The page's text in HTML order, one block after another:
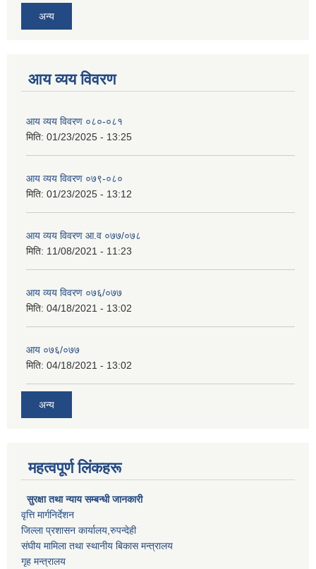
अन्य
आय व्यय विवरण
आय व्यय विवरण ०८०-०८१
मिति: 01/23/2025 - 13:25
आय व्यय विवरण ०७९-०८०
मिति: 01/23/2025 - 13:12
आय व्यय विवरण आ.व ०७७/०७८
मिति: 11/08/2021 - 11:23
आय व्यय विवरण ०७६/०७७
मिति: 04/18/2021 - 13:02
आय ०७६/०७७
मिति: 04/18/2021 - 13:02
अन्य
महत्वपूर्ण लिंकहरू
सुरक्षा तथा न्याय सम्बन्धी जानकारी
वृत्ति मार्गनिर्देशन
जिल्ला प्रशासन कार्यालय,रुपन्देही
संघीय मामिला तथा स्थानीय बिकास मन्त्रालय
गृह मन्त्रालय